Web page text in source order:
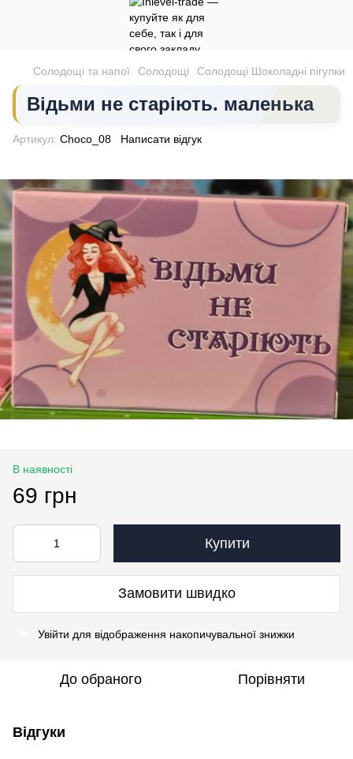
Солодощі та напої Солодощі Солодощі Шоколадні пігулки
Відьми не старіють. маленька
Артикул: Choco_08 Написати відгук
В наявності
69 грн
Купити
Замовити швидко
Увійти для відображення накопичувальної знижки
До обраного Порівняти
Відгуки